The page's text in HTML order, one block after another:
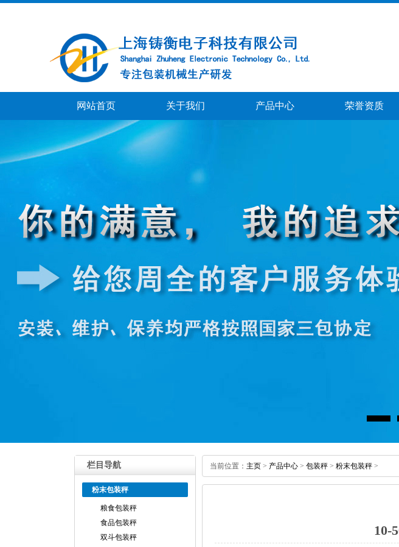
网站首页 关于我们 产品中心 荣誉资质
栏目导航
粉末包装秤
粮食包装秤
食品包装秤
双斗包装秤
当前位置： 主页 > 产品中心 > 包装秤 > 粉末包装秤 >
10-